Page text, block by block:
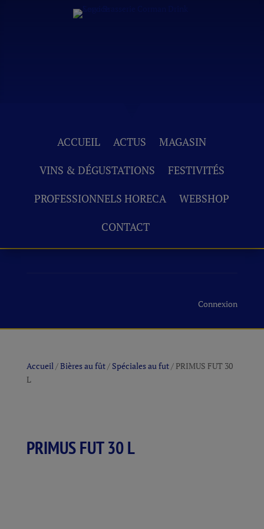
ACCUEIL ACTUS
MAGASIN
VINS & DÉGUSTATIONS
FESTIVITÉS
PROFESSIONNELS HORECA
WEBSHOP
CONTACT
Connexion
Accueil/Bières au fût/ Spéciales au fut/ PRIMUS FUT 30
L
PRIMUS FUT 30 L